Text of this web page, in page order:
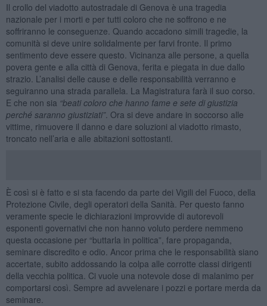
Il crollo del viadotto autostradale di Genova è una tragedia
nazionale per i morti e per tutti coloro che ne soffrono e ne
soffriranno le conseguenze. Quando accadono simili tragedie, la
comunità si deve unire solidalmente per farvi fronte. Il primo
sentimento deve essere questo. Vicinanza alle persone, a quella
povera gente e alla città di Genova, ferita e piegata in due dallo
strazio. L’analisi delle cause e delle responsabilità verranno e
seguiranno una strada parallela. La Magistratura farà il suo corso.
E che non sia “beati coloro che hanno fame e sete di giustizia
perché saranno giustiziati”. Ora si deve andare in soccorso alle
vittime, rimuovere il danno e dare soluzioni al viadotto rimasto,
troncato nell’aria e alle abitazioni sottostanti.
È così si è fatto e si sta facendo da parte dei Vigili del Fuoco, della
Protezione Civile, degli operatori della Sanità. Per questo fanno
veramente specie le dichiarazioni improvvide di autorevoli
esponenti governativi che non hanno voluto perdere nemmeno
questa occasione per “buttarla in politica”, fare propaganda,
seminare discredito e odio. Ancor prima che le responsabilità siano
accertate, subito addossando la colpa alle corrotte classi dirigenti
della vecchia politica. Ci vuole una notevole dose di malanimo per
comportarsi così. Sempre ad avvelenare i pozzi e portare merda da
seminare.